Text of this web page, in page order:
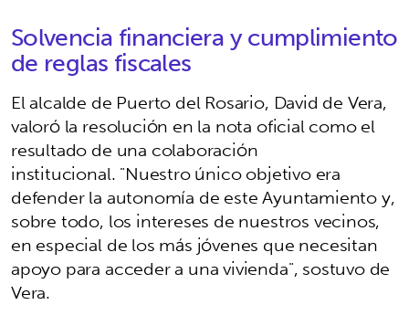
Solvencia financiera y cumplimiento
de reglas fiscales
El alcalde de Puerto del Rosario, David de Vera,
valoró la resolución en la nota oficial como el
resultado de una colaboración
institucional. "Nuestro único objetivo era
defender la autonomía de este Ayuntamiento y,
sobre todo, los intereses de nuestros vecinos,
en especial de los más jóvenes que necesitan
apoyo para acceder a una vivienda", sostuvo de
Vera.